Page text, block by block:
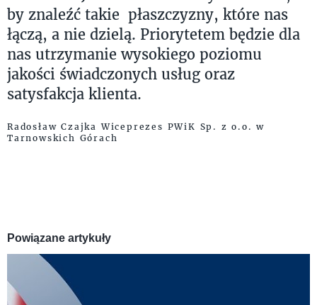
by znaleźć takie płaszczyzny, które nas
łączą, a nie dzielą. Priorytetem będzie dla
nas utrzymanie wysokiego poziomu
jakości świadczonych usług oraz
satysfakcja klienta.
Radosław Czajka Wiceprezes PWiK Sp. z o.o. w
Tarnowskich Górach
Powiązane artykuły